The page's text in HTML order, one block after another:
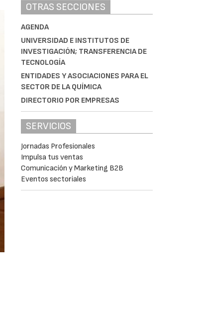
OTRAS SECCIONES
AGENDA
UNIVERSIDAD E INSTITUTOS DE
INVESTIGACIÓN; TRANSFERENCIA DE
TECNOLOGÍA
ENTIDADES Y ASOCIACIONES PARA EL
SECTOR DE LA QUÍMICA
DIRECTORIO POR EMPRESAS
SERVICIOS
Jornadas Profesionales
Impulsa tus ventas
Comunicación y Marketing B2B
Eventos sectoriales